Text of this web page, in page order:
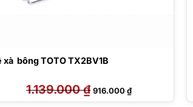
xà bông TOTO TX2BV1B
1.139.000₫ Giá
gốc
là:
916.000₫Giá
hiện
tại